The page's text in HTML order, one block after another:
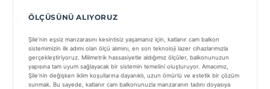
ÖLÇÜSÜNÜ ALIYORUZ
Şile’nin eşsiz manzarasını kesintisiz yaşamanız için, katlanır cam balkon
sistemimizin ilk adımı olan ölçü alımını, en son teknoloji lazer cihazlarımızla
gerçekleştiriyoruz. Milimetrik hassasiyetle aldığımız ölçüler, balkonunuzun
yapısına tam uyum sağlayacak bir sistemin temelini oluşturuyor. Amacımız,
Şile’nin değişken iklim koşullarına dayanıklı, uzun ömürlü ve estetik bir çözüm
sunmak. Bu sayede, katlanır cam balkonunuzla manzaranın tadını doyasıya